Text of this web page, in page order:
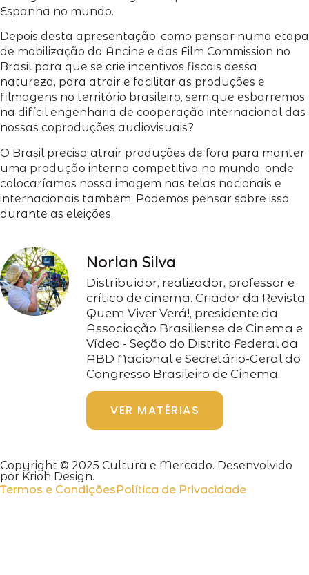
Espanha no mundo.
Depois desta apresentação, como pensar numa etapa
de mobilização da Ancine e das Film Commission no
Brasil para que se crie incentivos fiscais dessa
natureza, para atrair e facilitar as produções e
filmagens no território brasileiro, sem que esbarremos
na difícil engenharia de cooperação internacional das
nossas coproduções audiovisuais?
O Brasil precisa atrair produções de fora para manter
uma produção interna competitiva no mundo, onde
colocaríamos nossa imagem nas telas nacionais e
internacionais também. Podemos pensar sobre isso
durante as eleições.
Norlan Silva
Distribuidor, realizador, professor e
crítico de cinema. Criador da Revista
Quem Viver Verá!, presidente da
Associação Brasiliense de Cinema e
Vídeo - Seção do Distrito Federal da
ABD Nacional e Secretário-Geral do
Congresso Brasileiro de Cinema.
VER MATÉRIAS
Copyright © 2025 Cultura e Mercado. Desenvolvido
por Krioh Design.
Termos e CondiçõesPolítica de Privacidade